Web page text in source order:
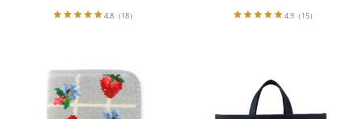
4.8（18） 4.9（15）